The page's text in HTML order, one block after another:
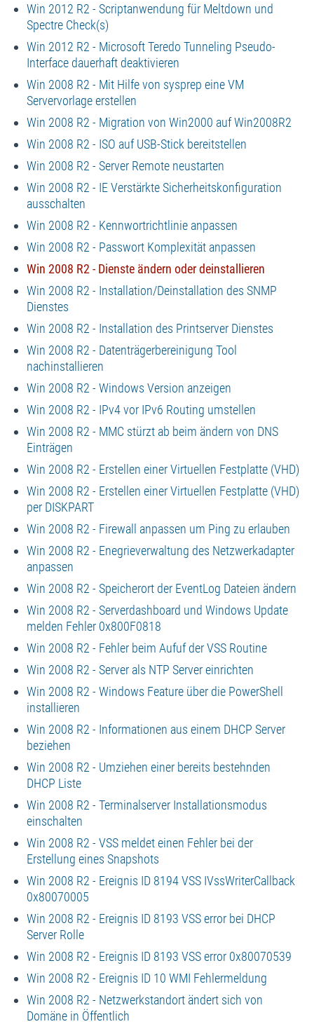
Win 2012 R2 - Scriptanwendung für Meltdown und
Spectre Check(s)
Win 2012 R2 - Microsoft Teredo Tunneling Pseudo-
Interface dauerhaft deaktivieren
Win 2008 R2 - Mit Hilfe von sysprep eine VM
Servervorlage erstellen
Win 2008 R2 - Migration von Win2000 auf Win2008R2
Win 2008 R2 - ISO auf USB-Stick bereitstellen
Win 2008 R2 - Server Remote neustarten
Win 2008 R2 - IE Verstärkte Sicherheitskonfiguration
ausschalten
Win 2008 R2 - Kennwortrichtlinie anpassen
Win 2008 R2 - Passwort Komplexität anpassen
Win 2008 R2 - Dienste ändern oder deinstallieren
Win 2008 R2 - Installation/Deinstallation des SNMP
Dienstes
Win 2008 R2 - Installation des Printserver Dienstes
Win 2008 R2 - Datenträgerbereinigung Tool
nachinstallieren
Win 2008 R2 - Windows Version anzeigen
Win 2008 R2 - IPv4 vor IPv6 Routing umstellen
Win 2008 R2 - MMC stürzt ab beim ändern von DNS
Einträgen
Win 2008 R2 - Erstellen einer Virtuellen Festplatte (VHD)
Win 2008 R2 - Erstellen einer Virtuellen Festplatte (VHD)
per DISKPART
Win 2008 R2 - Firewall anpassen um Ping zu erlauben
Win 2008 R2 - Enegrieverwaltung des Netzwerkadapter
anpassen
Win 2008 R2 - Speicherort der EventLog Dateien ändern
Win 2008 R2 - Serverdashboard und Windows Update
melden Fehler 0x800F0818
Win 2008 R2 - Fehler beim Aufuf der VSS Routine
Win 2008 R2 - Server als NTP Server einrichten
Win 2008 R2 - Windows Feature über die PowerShell
installieren
Win 2008 R2 - Informationen aus einem DHCP Server
beziehen
Win 2008 R2 - Umziehen einer bereits bestehnden
DHCP Liste
Win 2008 R2 - Terminalserver Installationsmodus
einschalten
Win 2008 R2 - VSS meldet einen Fehler bei der
Erstellung eines Snapshots
Win 2008 R2 - Ereignis ID 8194 VSS IVssWriterCallback
0x80070005
Win 2008 R2 - Ereignis ID 8193 VSS error bei DHCP
Server Rolle
Win 2008 R2 - Ereignis ID 8193 VSS error 0x80070539
Win 2008 R2 - Ereignis ID 10 WMI Fehlermeldung
Win 2008 R2 - Netzwerkstandort ändert sich von
Domäne in Öffentlich